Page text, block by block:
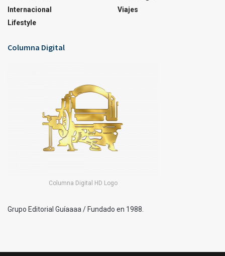
Internacional
Lifestyle
Viajes
Columna Digital
Columna Digital HD Logo
Grupo Editorial Guíaaaa / Fundado en 1988.